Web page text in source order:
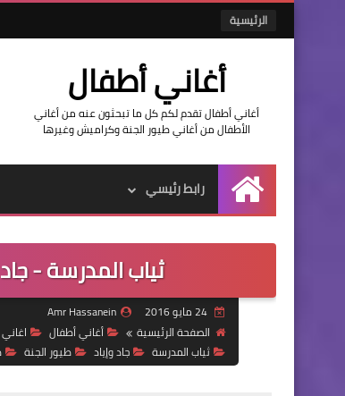
الرئيسية
أغاني أطفال
أغاني أطفال تقدم لكم كل ما تبحثون عنه من أغاني
الأطفال من أغاني طيور الجنة وكراميش وغيرها
الرئيسية
رابط رئيسي
ثياب المدرسة -
Amr Hassanein
الصفحة الرئيسية
أغاني أطفال
ثياب المدرسة
جاد وإياد طيور الجنة